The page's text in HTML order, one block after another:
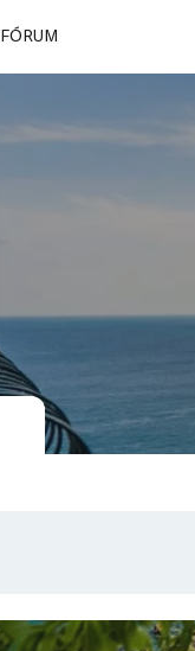
FÓRUM